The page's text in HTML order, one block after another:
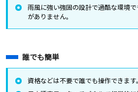
雨風に強い強固の設計で過酷な環境
がありません。
誰でも簡単
資格などは不要で誰でも操作できます。